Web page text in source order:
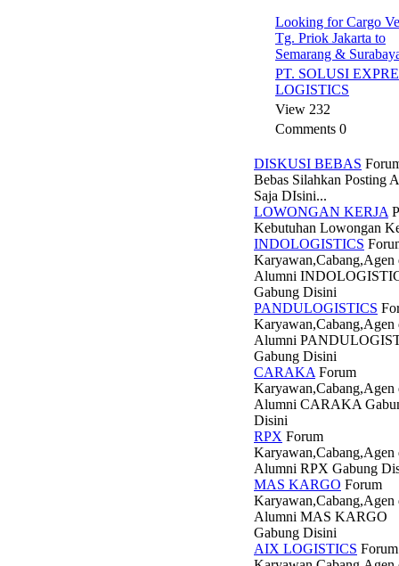
Looking for Cargo
Tg. Priok Jakarta to
Semarang &
PT. SOLUSI
LOGISTICS
View 232
Comments 0
DISKUSI BEBAS
Bebas Silahkan Posting
Saja DIsini...
LOWONGAN KERJA
Kebutuhan Lowongan
INDOLOGISTICS
Karyawan,Cabang,Agen
Alumni
Gabung Disini
PANDULOGISTICS
Karyawan,Cabang,Agen
Alumni
Gabung Disini
CARAKA Forum
Karyawan,Cabang,Agen
Alumni CARAKA
Disini
RPX Forum
Karyawan,Cabang,Agen
Alumni RPX Gabung
MAS KARGO Forum
Karyawan,Cabang,Agen
Alumni MAS KARGO
Gabung Disini
AIX LOGISTICS Forum